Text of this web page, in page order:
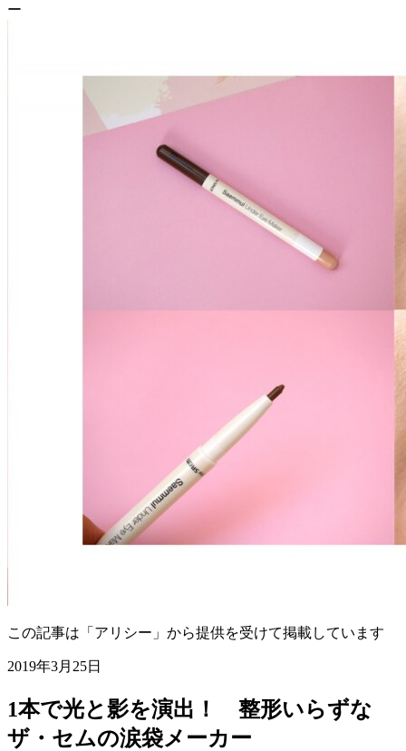
ー
この記事は「アリシー」から提供を受けて掲載しています
2019年3月25日
1本で光と影を演出！ 整形いらずな
ザ・セムの涙袋メーカー